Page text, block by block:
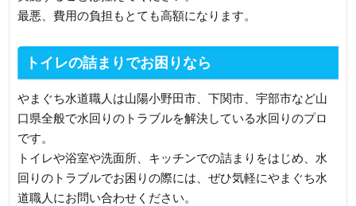
最悪、費用の負担もとても高額になります。
トイレの詰まりでお困りなら
やまぐち水道職人は山陽小野田市、下関市、宇部市など山
口県全般で水回りのトラブルを解決している水回りのプロ
です。
トイレや浴室や洗面所、キッチンでの詰まりをはじめ、水
回りのトラブルでお困りの際には、ぜひ気軽にやまぐち水
道職人にお問い合わせください。